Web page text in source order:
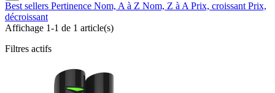
Best sellers Pertinence Nom, A à Z Nom, Z à A Prix, croissant Prix,
décroissant
Affichage 1-1 de 1 article(s)
Filtres actifs